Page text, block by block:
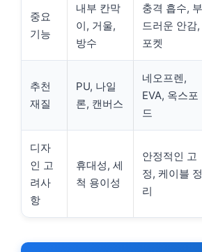
중요
기능
내부 칸막
이, 거울,
방수
충격 흡수, 부
드러운 안감,
포켓
추천
재질
PU, 나일
론, 캔버스
네오프렌,
EVA, 옥스포
드
디자
인 고
려사
항
휴대성, 세
척 용이성
안정적인 고
정, 케이블 정
리